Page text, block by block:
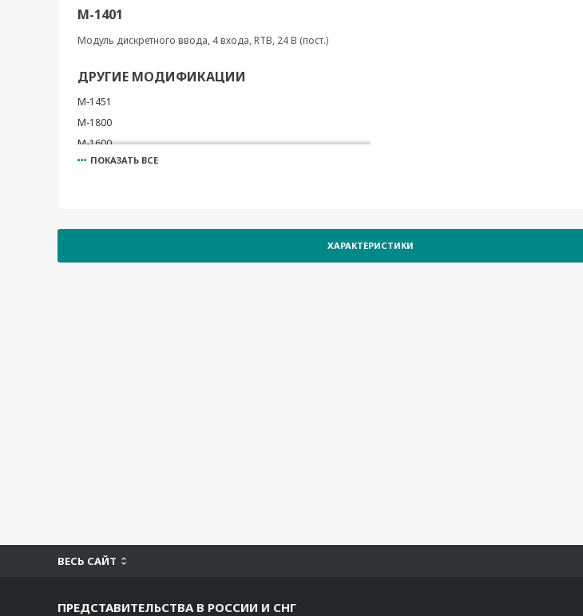
M-1401
Модуль дискретного ввода, 4 входа, RTB, 24 В (пост.)
ДРУГИЕ МОДИФИКАЦИИ
M-1451
M-1800
M-1600
M-2601
ПОКАЗАТЬ ВСЕ
ХАРАКТЕРИСТИКИ
ВЕСЬ САЙТ
ПРЕДСТАВИТЕЛЬСТВА В РОССИИ И СНГ